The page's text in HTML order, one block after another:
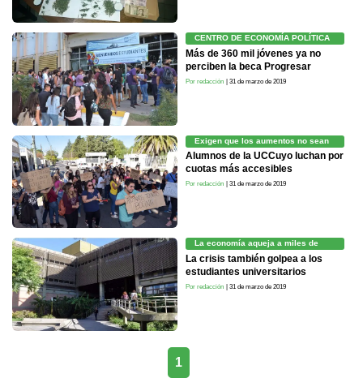
CENTRO DE ECONOMÍA POLÍTICA
ARGENTINA
Más de 360 mil jóvenes ya no
perciben la beca Progresar
Por redacción | 31 de marzo de 2019
Exigen que los aumentos no sean
desmedidos
Alumnos de la UCCuyo luchan por
cuotas más accesibles
Por redacción | 31 de marzo de 2019
La economía aqueja a miles de
alumnos
La crisis también golpea a los
estudiantes universitarios
Por redacción | 31 de marzo de 2019
1